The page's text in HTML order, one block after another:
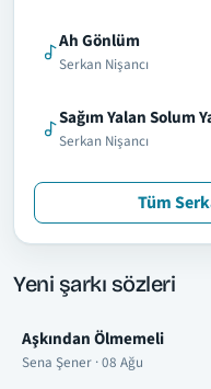
Ah Gönlüm
Serkan Nişancı
Sağım Yalan Solum
Serkan Nişancı
Tüm
Yeni şarkı sözleri
Aşkından Ölmemeli
Sena Şener · 08 Ağu